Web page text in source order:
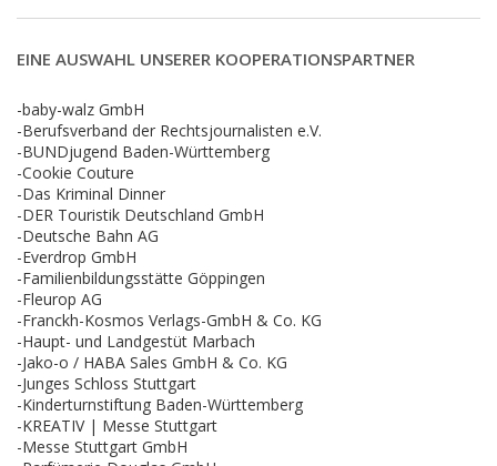
EINE AUSWAHL UNSERER KOOPERATIONSPARTNER
-baby-walz GmbH
-Berufsverband der Rechtsjournalisten e.V.
-BUNDjugend Baden-Württemberg
-Cookie Couture
-Das Kriminal Dinner
-DER Touristik Deutschland GmbH
-Deutsche Bahn AG
-Everdrop GmbH
-Familienbildungsstätte Göppingen
-Fleurop AG
-Franckh-Kosmos Verlags-GmbH & Co. KG
-Haupt- und Landgestüt Marbach
-Jako-o / HABA Sales GmbH & Co. KG
-Junges Schloss Stuttgart
-Kinderturnstiftung Baden-Württemberg
-KREATIV | Messe Stuttgart
-Messe Stuttgart GmbH